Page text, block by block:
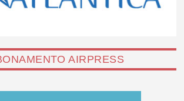
AIRPRESS